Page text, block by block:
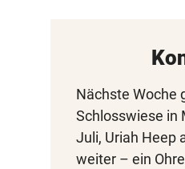
Nächste Woche
Schlosswiese in
Juli, Uriah Heep
weiter – ein